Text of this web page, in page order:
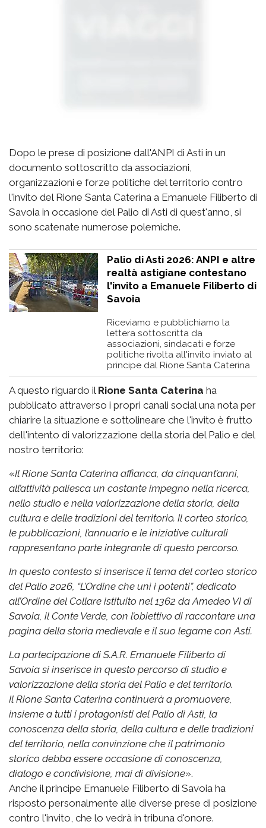
Dopo le prese di posizione dall'ANPI di Asti in un
documento sottoscritto da associazioni,
organizzazioni e forze politiche del territorio contro
l'invito del Rione Santa Caterina a Emanuele Filiberto di
Savoia in occasione del Palio di Asti di quest'anno, si
sono scatenate numerose polemiche.
Palio di Asti 2026: ANPI e altre
realtà astigiane contestano
l'invito a Emanuele Filiberto di
Savoia
Riceviamo e pubblichiamo la
lettera sottoscritta da
associazioni, sindacati e forze
politiche rivolta all'invito inviato al
principe dal Rione Santa Caterina
A questo riguardo il Rione Santa Caterina ha
pubblicato attraverso i propri canali social una nota per
chiarire la situazione e sottolineare che l'invito è frutto
dell'intento di valorizzazione della storia del Palio e del
nostro territorio:
«Il Rione Santa Caterina affianca, da cinquant’anni,
all’attività paliesca un costante impegno nella ricerca,
nello studio e nella valorizzazione della storia, della
cultura e delle tradizioni del territorio. Il corteo storico,
le pubblicazioni, l’annuario e le iniziative culturali
rappresentano parte integrante di questo percorso.
In questo contesto si inserisce il tema del corteo storico
del Palio 2026, “L’Ordine che unì i potenti”, dedicato
all’Ordine del Collare istituito nel 1362 da Amedeo VI di
Savoia, il Conte Verde, con l’obiettivo di raccontare una
pagina della storia medievale e il suo legame con Asti.
La partecipazione di S.A.R. Emanuele Filiberto di
Savoia si inserisce in questo percorso di studio e
valorizzazione della storia del Palio e del territorio.
Il Rione Santa Caterina continuerà a promuovere,
insieme a tutti i protagonisti del Palio di Asti, la
conoscenza della storia, della cultura e delle tradizioni
del territorio, nella convinzione che il patrimonio
storico debba essere occasione di conoscenza,
dialogo e condivisione, mai di divisione».
Anche il principe Emanuele Filiberto di Savoia ha
risposto personalmente alle diverse prese di posizione
contro l'invito, che lo vedrà in tribuna d'onore.